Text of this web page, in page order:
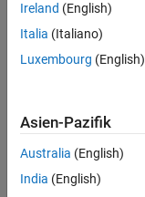
Ireland (English)
Italia (Italiano)
Luxembourg (English)
Asien-Pazifik
Australia (English)
India (English)